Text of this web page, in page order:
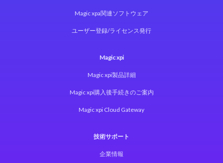
Magic xpa関連ソフトウェア
ユーザー登録/ライセンス発行
Magic xpi
Magic xpi製品詳細
Magic xpi購入後手続きのご案内
Magic xpi Cloud Gateway
技術サポート
企業情報